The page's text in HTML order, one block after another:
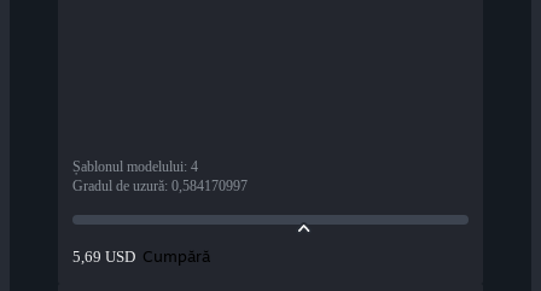
Șablonul modelului: 4
Gradul de uzură: 0,584170997
5,69 USD Cumpără